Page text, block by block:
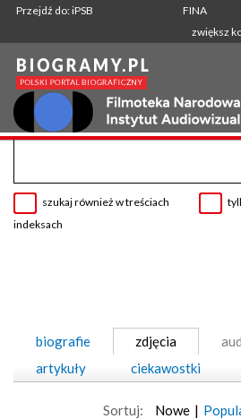
Przejdź do: iPSB
FINA
zwiększ
szukaj również w treściach
indeksach
biografie zdjęcia
artykuły
ciekawostki
Sortuj: Nowe |